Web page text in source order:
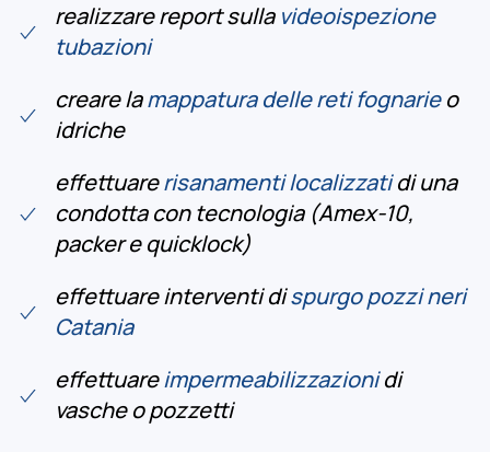
realizzare report sulla videoispezione
tubazioni
creare lamappatura delle reti fognarieo
idriche
effettuarerisanamenti localizzatidi una
condotta con tecnologia (Amex-10,
packer e quicklock)
effettuare interventi dispurgo pozzi neri
Catania
effettuareimpermeabilizzazionidi
vasche o pozzetti